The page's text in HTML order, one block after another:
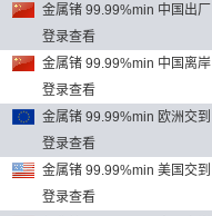
金属锗 99.99%min 中国出厂
登录查看
金属锗 99.99%min 中国离岸
登录查看
金属锗 99.99%min 欧洲交到
登录查看
金属锗 99.99%min 美国交到
登录查看